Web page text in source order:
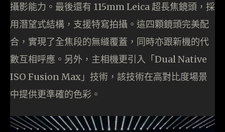
攝影能⼒。最後還有 115mm Leica 超⻑焦鏡頭，採
⽤潛望式結構，⽀援特寫拍攝。這四顆鏡頭完美配
合，實現了全焦段的無縫覆蓋，同時亦跟新機的代
數互相呼應。另外，主相機更引⼊「Dual Native
ISO Fusion Max」技術，該技術在⾼對⽐度場景
中提供更準確的⾊彩。